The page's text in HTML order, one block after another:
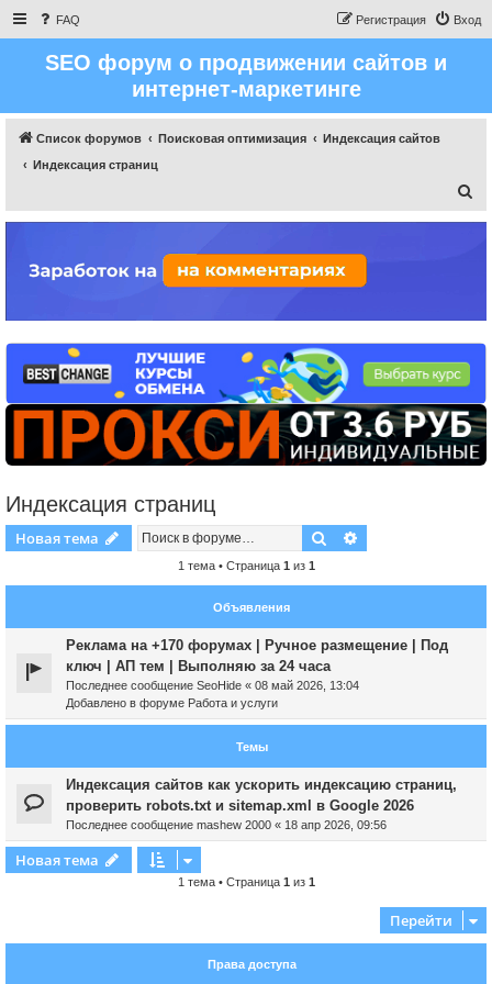
FAQ Вход
Регистрация
SEO форум о продвижении сайтов и
интернет-маркетинге
Список форумов Поисковая оптимизация
Индексация сайтов
Индексация страниц
Индексация страниц
Новая тема Поиск
1 тема • Страница 1 из 1
Объявления
Реклама на +170 форумах | Ручное размещение | Под
ключ | АП тем | Выполняю за 24 часа
Последнее сообщение SeoHide « 08 май 2026, 13:04
Добавлено в форуме Работа и услуги
Темы
Индексация сайтов как ускорить индексацию страниц,
проверить robots.txt и sitemap.xml в Google 2026
Последнее сообщение mashew 2000 « 18 апр 2026, 09:56
Новая тема
1 тема • Страница 1 из 1
Перейти
Права доступа